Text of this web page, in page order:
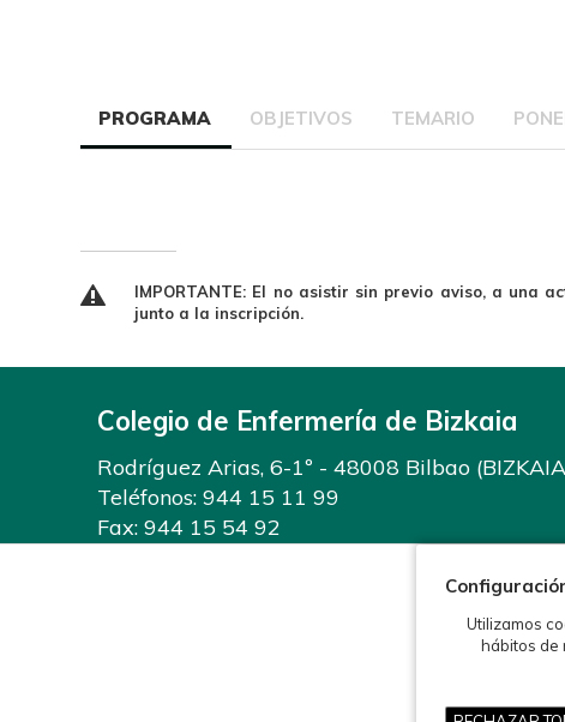
PROGRAMA OBJETIVOS TEMARIO
IMPORTANTE: El no asistir sin previo aviso, a una
junto a la inscripción.
Colegio de Enfermería de Bizkaia
Rodríguez Arias, 6-1º - 48008 Bilbao
Teléfonos: 944 15 11 99
Fax: 944 15 54 92
Utilizamos
hábitos de